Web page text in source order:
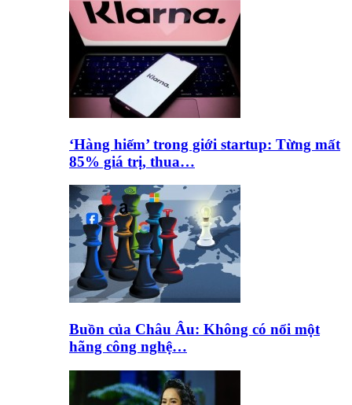
‘Hàng hiếm’ trong giới startup: Từng mất
85% giá trị, thua…
Buồn của Châu Âu: Không có nổi một
hãng công nghệ…